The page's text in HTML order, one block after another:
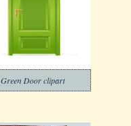
Green Door clipart